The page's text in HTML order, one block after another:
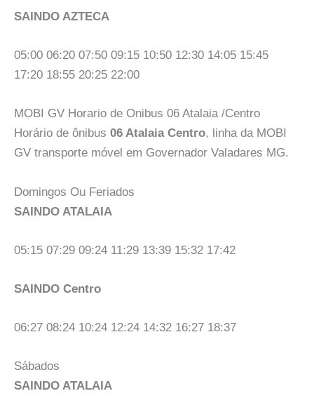
SAINDO AZTECA
05:00 06:20 07:50 09:15 10:50 12:30 14:05 15:45
17:20 18:55 20:25 22:00
MOBI GV Horario de Onibus 06 Atalaia /Centro
Horário de ônibus 06 Atalaia Centro, linha da MOBI
GV transporte móvel em Governador Valadares MG.
Domingos Ou Feriados
SAINDO ATALAIA
05:15 07:29 09:24 11:29 13:39 15:32 17:42
SAINDO Centro
06:27 08:24 10:24 12:24 14:32 16:27 18:37
Sábados
SAINDO ATALAIA